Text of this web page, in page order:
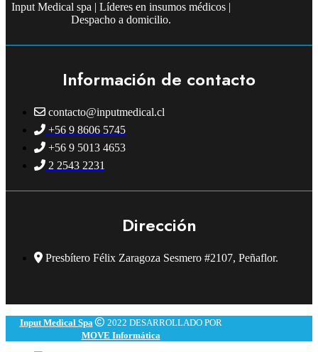
Input Medical spa | Líderes en insumos médicos |
Despacho a domicilio.
Información de contacto
contacto@inputmedical.cl
+56 9 8606 5745
+56 9 5013 4653
2 2543 2231
Dirección
Presbítero Félix Zaragoza Sesmero #2107, Peñaflor.
Input Medical Spa
2022 DESARROLLADO POR
MOVE Informática